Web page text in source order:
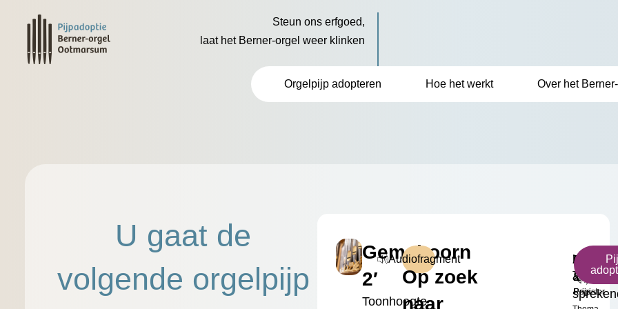
Steun ons erfgoed,
laat het Berner-orgel weer klinken
Orgelpijp adopteren Hoe het werkt Over het
U gaat de
volgende orgelpijp
Gemshoorn
2′
Audiofragment
Toonhoogte
Op zoek
naar
b²
Toonhoogte
Zingend
&
2'
Register
Klein
Formaat
€
17.50
Prijs